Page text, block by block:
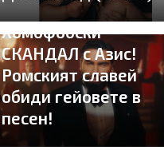
Хомофобски
СКАНДАЛ с Азис!
Ромският славей
обиди гейовете в
песен!